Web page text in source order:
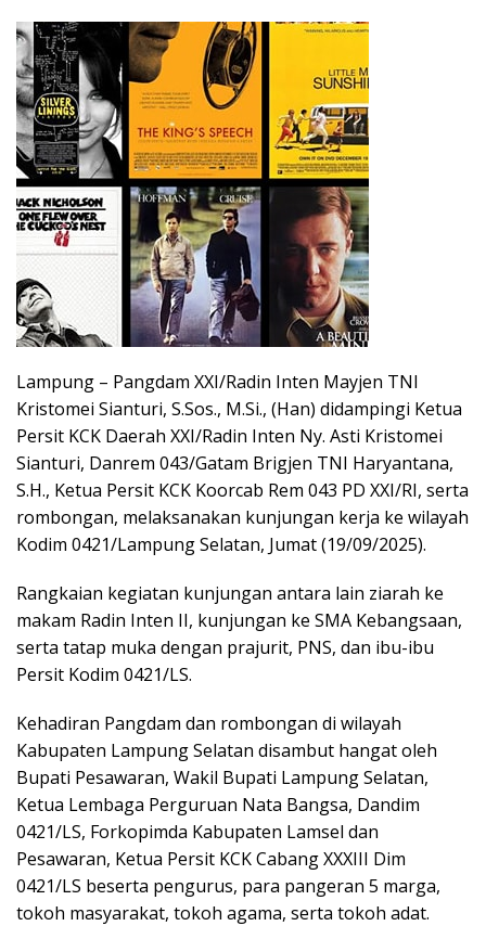
Lampung – Pangdam XXI/Radin Inten Mayjen TNI
Kristomei Sianturi, S.Sos., M.Si., (Han) didampingi Ketua
Persit KCK Daerah XXI/Radin Inten Ny. Asti Kristomei
Sianturi, Danrem 043/Gatam Brigjen TNI Haryantana,
S.H., Ketua Persit KCK Koorcab Rem 043 PD XXI/RI, serta
rombongan, melaksanakan kunjungan kerja ke wilayah
Kodim 0421/Lampung Selatan, Jumat (19/09/2025).
Rangkaian kegiatan kunjungan antara lain ziarah ke
makam Radin Inten II, kunjungan ke SMA Kebangsaan,
serta tatap muka dengan prajurit, PNS, dan ibu-ibu
Persit Kodim 0421/LS.
Kehadiran Pangdam dan rombongan di wilayah
Kabupaten Lampung Selatan disambut hangat oleh
Bupati Pesawaran, Wakil Bupati Lampung Selatan,
Ketua Lembaga Perguruan Nata Bangsa, Dandim
0421/LS, Forkopimda Kabupaten Lamsel dan
Pesawaran, Ketua Persit KCK Cabang XXXIII Dim
0421/LS beserta pengurus, para pangeran 5 marga,
tokoh masyarakat, tokoh agama, serta tokoh adat.